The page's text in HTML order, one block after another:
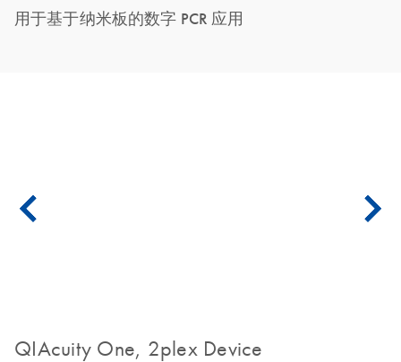
用于基于纳米板的数字 PCR 应用
QIAcuity One, 2plex Device